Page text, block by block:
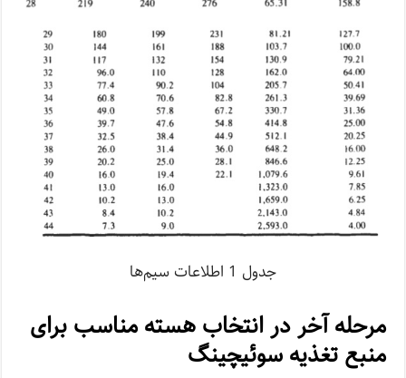
جدول 1 اطلاعات سیم‌ها
مرحله آخر در انتخاب هسته مناسب برای
منبع تغذیه سوئیچینگ